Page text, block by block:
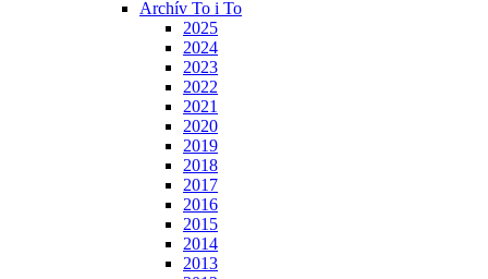
Archív To i To
2025
2024
2023
2022
2021
2020
2019
2018
2017
2016
2015
2014
2013